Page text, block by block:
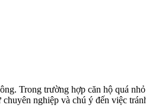
Trong trường hợp căn hộ quá
nghiệp và chú ý đến việc